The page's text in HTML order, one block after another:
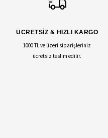
ÜCRETSİZ & HIZLI KARGO
1000 TL ve üzeri siparişleriniz
ücretsiz teslim edilir.